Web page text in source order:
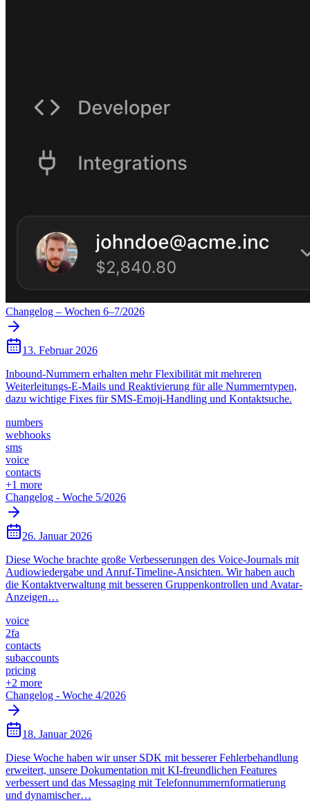
Changelog – Wochen 6–7/2026
13. Februar 2026
Inbound-Nummern erhalten mehr Flexibilität mit mehreren
Weiterleitungs-E-Mails und Reaktivierung für alle Nummerntypen,
dazu wichtige Fixes für SMS-Emoji-Handling und Kontaktsuche.
numbers
webhooks
sms
voice
contacts
+1 more
Changelog - Woche 5/2026
26. Januar 2026
Diese Woche brachte große Verbesserungen des Voice-Journals mit
Audiowiedergabe und Anruf-Timeline-Ansichten. Wir haben auch
die Kontaktverwaltung mit besseren Gruppenkontrollen und Avatar-
Anzeigen…
voice
2fa
contacts
subaccounts
pricing
+2 more
Changelog - Woche 4/2026
18. Januar 2026
Diese Woche haben wir unser SDK mit besserer Fehlerbehandlung
erweitert, unsere Dokumentation mit KI-freundlichen Features
verbessert und das Messaging mit Telefonnummernformatierung
und dynamischer…